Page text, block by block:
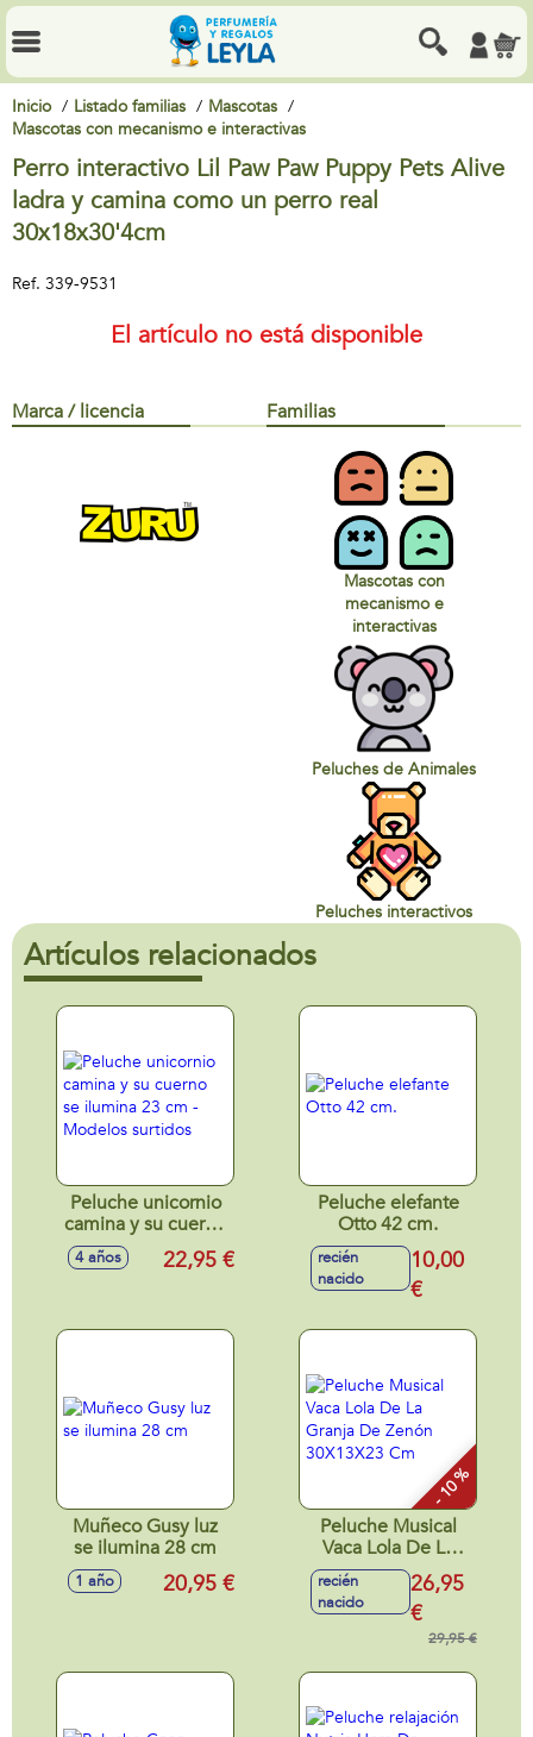
Inicio Listado familias
Mascotas
Mascotas con mecanismo e interactivas
Perro interactivo Lil Paw Paw Puppy Pets Alive
ladra y camina como un perro real
30x18x30'4cm
Ref. 339-9531
El artículo no está disponible
Marca / licencia Familias
Mascotas con
mecanismo e
interactivas
Peluches de Animales
Peluches interactivos
Artículos relacionados
Peluche unicornio
camina y su cuerno
se ilumina 23 cm -
Modelos surtidos
4 años 22,95 €
Peluche elefante
Otto 42 cm.
recién
nacido
10,00
€
Muñeco Gusy luz
se ilumina 28 cm
1 año 20,95 €
- 10 %
Peluche Musical
Vaca Lola De La
Granja De Zenón
30X13X23 Cm
recién
nacido
26,95
€
29,95 €